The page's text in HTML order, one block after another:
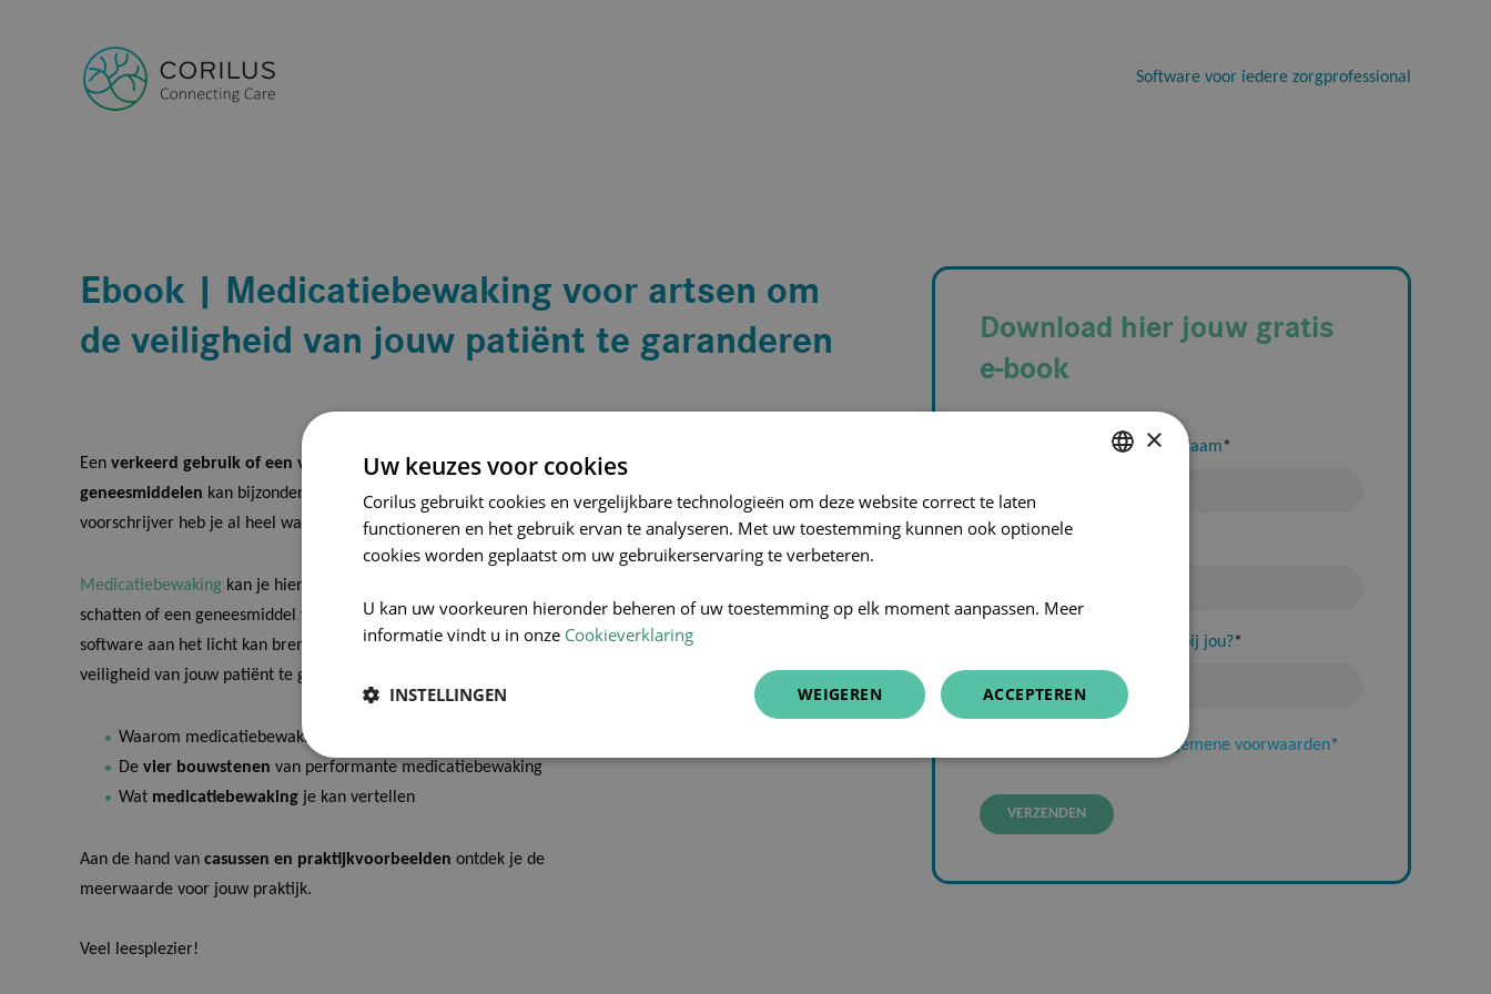
Software voor iedere zorgprofessional
Ebook | Medicatiebewaking voor artsen om
de veiligheid van jouw patiënt te garanderen
Een verkeerd gebruik of een verkeerde combinatie van
geneesmiddelen kan bijzonder gevaarlijk zijn. Als arts en
voorschrijver heb je al heel wat parate kennis over geneesmiddelen.
Medicatiebewaking kan je hierbij extra ondersteunen om in te
schatten of een geneesmiddel veilig is voor jouw patiënt. Wat deze
software aan het licht kan brengen en hoe het je kan helpen om de
veiligheid van jouw patiënt te garanderen, lees je in ons
Waarom medicatiebewaking almaar meer
De vier bouwstenen van performante medicatiebewaking
Wat medicatiebewakingje kan vertellen
Aan de hand van casussen en praktijkvoorbeelden ontdek je de
meerwaarde voor jouw praktijk.
Veel leesplezier!
Download hier jouw gratis
e-book
Naam*
E-mail
Welke situatie past het best bij jou?*
met de algemene voorwaarden*
×
Uw keuzes voor cookies
Corilus gebruikt cookies en vergelijkbare technologieën om deze website correct te laten
functioneren en het gebruik ervan te analyseren. Met uw toestemming kunnen ook optionele
cookies worden geplaatst om uw gebruikerservaring te verbeteren.
U kan uw voorkeuren hieronder beheren of uw toestemming op elk moment aanpassen. Meer
informatie vindt u in onze Cookieverklaring
ACCEPTEREN
WEIGEREN
INSTELLINGEN